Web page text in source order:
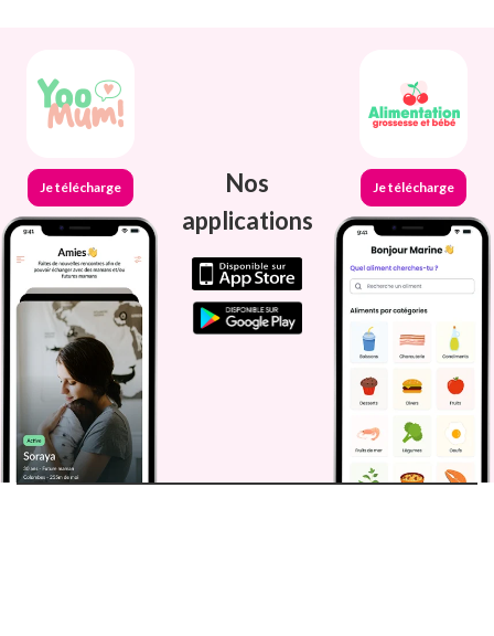
Je télécharge
Nos
applications
Je télécharge